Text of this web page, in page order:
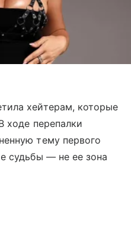
хейтерам, которые
ходе перепалки
тему первого
судьбы — не ее зона